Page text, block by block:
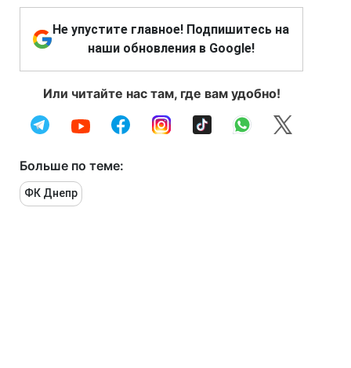
Не упустите главное! Подпишитесь на
наши обновления в Google!
Или читайте нас там, где вам удобно!
Больше по теме:
ФК Днепр